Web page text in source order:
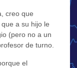
creo que
a su hijo le
(pero no a un
de turno.
el